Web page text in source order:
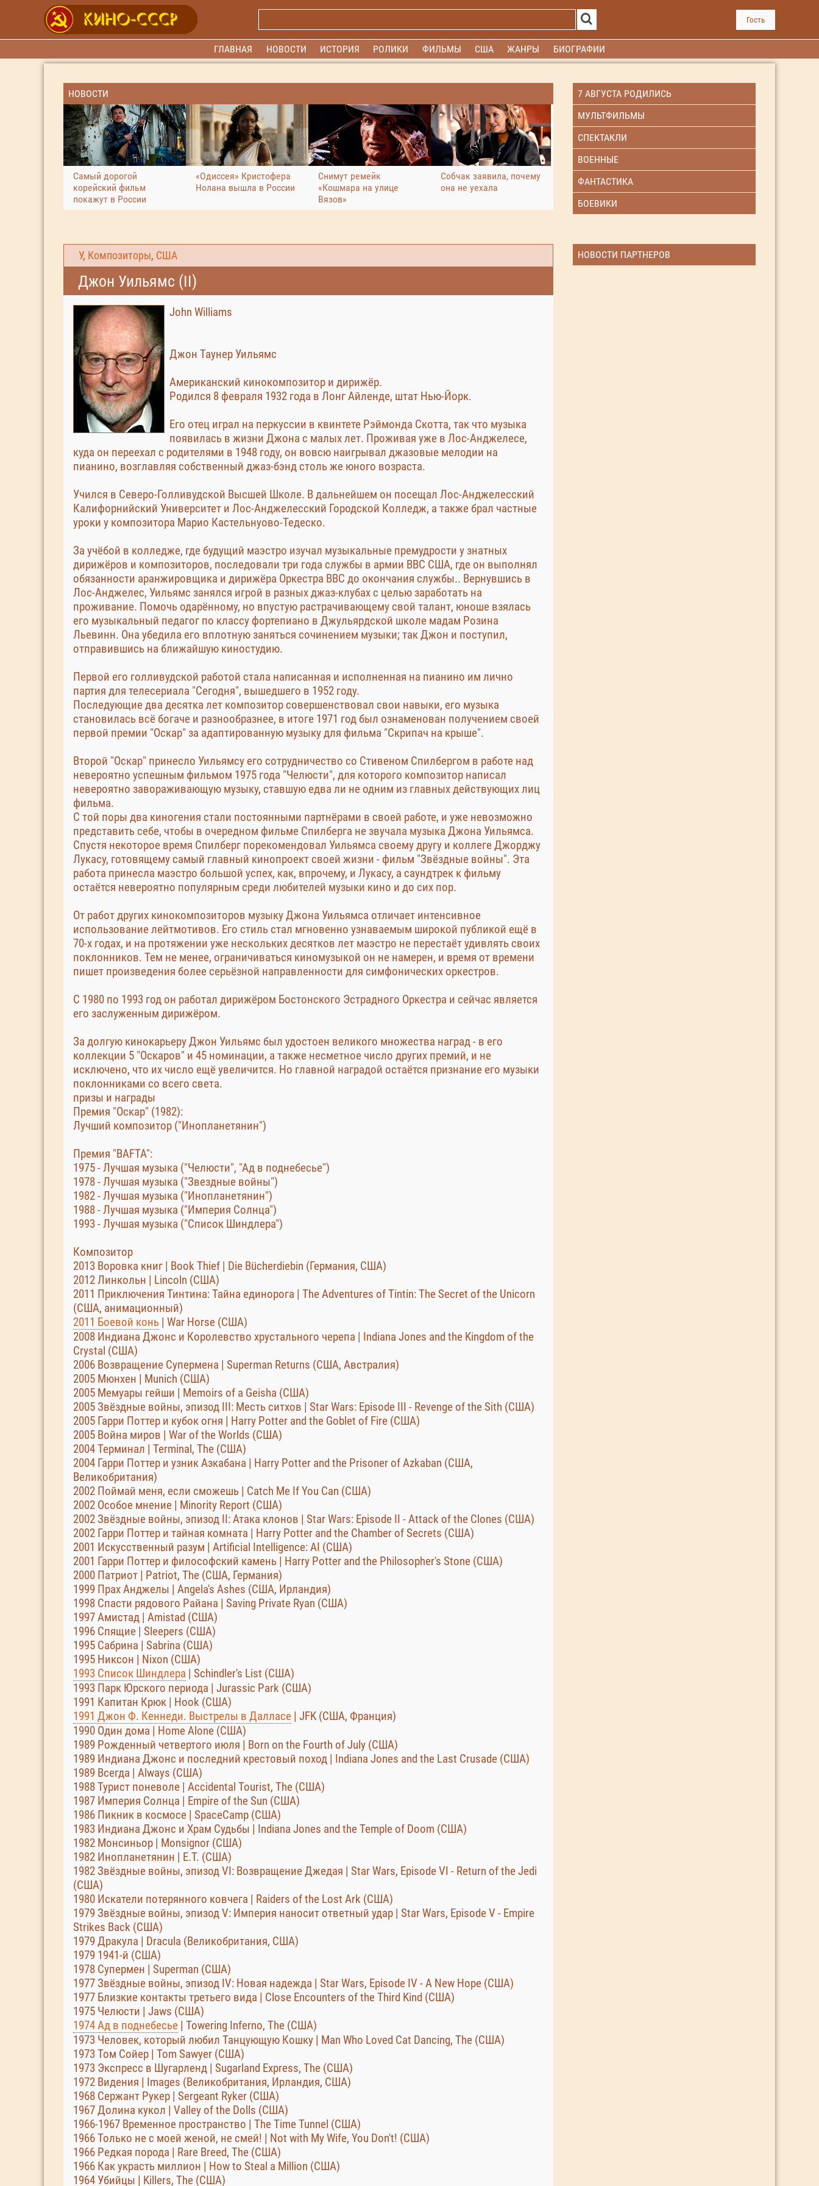
Гость
ГЛАВНАЯ НОВОСТИ ИСТОРИЯ РОЛИКИ ФИЛЬМЫ США ЖАНРЫ БИОГРАФИИ
НОВОСТИ
Самый дорогой
корейский фильм
покажут в России
«Одиссея» Кристофера
Нолана вышла в России
Снимут ремейк
«Кошмара на улице
Вязов»
Собчак заявила, почему
она не уехала
7 АВГУСТА РОДИЛИСЬ
МУЛЬТФИЛЬМЫ
СПЕКТАКЛИ
ВОЕННЫЕ
ФАНТАСТИКА
БОЕВИКИ
У, Композиторы, США
Джон Уильямс (II)
John Williams
Джон Таунер Уильямс
Американский кинокомпозитор и дирижёр.
Родился 8 февраля 1932 года в Лонг Айленде, штат Нью-Йорк.
Его отец играл на перкуссии в квинтете Рэймонда Скотта, так что музыка
появилась в жизни Джона с малых лет. Проживая уже в Лос-Анджелесе,
куда он переехал с родителями в 1948 году, он вовсю наигрывал джазовые мелодии на
пианино, возглавляя собственный джаз-бэнд столь же юного возраста.
Учился в Северо-Голливудской Высшей Школе. В дальнейшем он посещал Лос-Анджелесский
Калифорнийский Университет и Лос-Анджелесский Городской Колледж, а также брал частные
уроки у композитора Марио Кастельнуово-Тедеско.
За учёбой в колледже, где будущий маэстро изучал музыкальные премудрости у знатных
дирижёров и композиторов, последовали три года службы в армии ВВС США, где он выполнял
обязанности аранжировщика и дирижёра Оркестра ВВС до окончания службы.. Вернувшись в
Лос-Анджелес, Уильямс занялся игрой в разных джаз-клубах с целью заработать на
проживание. Помочь одарённому, но впустую растрачивающему свой талант, юноше взялась
его музыкальный педагог по классу фортепиано в Джульярдской школе мадам Розина
Льевинн. Она убедила его вплотную заняться сочинением музыки; так Джон и поступил,
отправившись на ближайшую киностудию.
Первой его голливудской работой стала написанная и исполненная на пианино им лично
партия для телесериала "Сегодня", вышедшего в 1952 году.
Последующие два десятка лет композитор совершенствовал свои навыки, его музыка
становилась всё богаче и разнообразнее, в итоге 1971 год был ознаменован получением своей
первой премии "Оскар" за адаптированную музыку для фильма "Скрипач на крыше".
Второй "Оскар" принесло Уильямсу его сотрудничество со Стивеном Спилбергом в работе над
невероятно успешным фильмом 1975 года "Челюсти", для которого композитор написал
невероятно завораживающую музыку, ставшую едва ли не одним из главных действующих лиц
фильма.
С той поры два киногения стали постоянными партнёрами в своей работе, и уже невозможно
представить себе, чтобы в очередном фильме Спилберга не звучала музыка Джона Уильямса.
Спустя некоторое время Спилберг порекомендовал Уильямса своему другу и коллеге Джорджу
Лукасу, готовящему самый главный кинопроект своей жизни - фильм "Звёздные войны". Эта
работа принесла маэстро большой успех, как, впрочему, и Лукасу, а саундтрек к фильму
остаётся невероятно популярным среди любителей музыки кино и до сих пор.
От работ других кинокомпозиторов музыку Джона Уильямса отличает интенсивное
использование лейтмотивов. Его стиль стал мгновенно узнаваемым широкой публикой ещё в
70-х годах, и на протяжении уже нескольких десятков лет маэстро не перестаёт удивлять своих
поклонников. Тем не менее, ограничиваться киномузыкой он не намерен, и время от времени
пишет произведения более серьёзной направленности для симфонических оркестров.
С 1980 по 1993 год он работал дирижёром Бостонского Эстрадного Оркестра и сейчас является
его заслуженным дирижёром.
За долгую кинокарьеру Джон Уильямс был удостоен великого множества наград - в его
коллекции 5 "Оскаров" и 45 номинации, а также несметное число других премий, и не
исключено, что их число ещё увеличится. Но главной наградой остаётся признание его музыки
поклонниками со всего света.
призы и награды
Премия "Оскар" (1982):
Лучший композитор ("Инопланетянин")
Премия "BAFTA":
1975 - Лучшая музыка ("Челюсти", "Ад в поднебесье")
1978 - Лучшая музыка ("Звездные войны")
1982 - Лучшая музыка ("Инопланетянин")
1988 - Лучшая музыка ("Империя Солнца")
1993 - Лучшая музыка ("Список Шиндлера")
Композитор
2013 Воровка книг | Book Thief | Die Bücherdiebin (Германия, США)
2012 Линкольн | Lincoln (США)
2011 Приключения Тинтина: Тайна единорога | The Adventures of Tintin: The Secret of the Unicorn
(США, анимационный)
2011 Боевой конь | War Horse (США)
2008 Индиана Джонс и Королевство хрустального черепа | Indiana Jones and the Kingdom of the
Crystal (США)
2006 Возвращение Супермена | Superman Returns (США, Австралия)
2005 Мюнхен | Munich (США)
2005 Мемуары гейши | Memoirs of a Geisha (США)
2005 Звёздные войны, эпизод III: Месть ситхов | Star Wars: Episode III - Revenge of the Sith (США)
2005 Гарри Поттер и кубок огня | Harry Potter and the Goblet of Fire (США)
2005 Война миров | War of the Worlds (США)
2004 Терминал | Terminal, The (США)
2004 Гарри Поттер и узник Азкабана | Harry Potter and the Prisoner of Azkaban (США,
Великобритания)
2002 Поймай меня, если сможешь | Catch Me If You Can (США)
2002 Особое мнение | Minority Report (США)
2002 Звёздные войны, эпизод II: Атака клонов | Star Wars: Episode II - Attack of the Clones (США)
2002 Гарри Поттер и тайная комната | Harry Potter and the Chamber of Secrets (США)
2001 Искусственный разум | Artificial Intelligence: AI (США)
2001 Гарри Поттер и философский камень | Harry Potter and the Philosopher's Stone (США)
2000 Патриот | Patriot, The (США, Германия)
1999 Прах Анджелы | Angela's Ashes (США, Ирландия)
1998 Спасти рядового Райана | Saving Private Ryan (США)
1997 Амистад | Amistad (США)
1996 Спящие | Sleepers (США)
1995 Сабрина | Sabrina (США)
1995 Никсон | Nixon (США)
1993 Список Шиндлера | Schindler's List (США)
1993 Парк Юрского периода | Jurassic Park (США)
1991 Капитан Крюк | Hook (США)
1991 Джон Ф. Кеннеди. Выстрелы в Далласе | JFK (США, Франция)
1990 Один дома | Home Alone (США)
1989 Рожденный четвертого июля | Born on the Fourth of July (США)
1989 Индиана Джонс и последний крестовый поход | Indiana Jones and the Last Crusade (США)
1989 Всегда | Always (США)
1988 Турист поневоле | Accidental Tourist, The (США)
1987 Империя Солнца | Empire of the Sun (США)
1986 Пикник в космосе | SpaceCamp (США)
1983 Индиана Джонс и Храм Судьбы | Indiana Jones and the Temple of Doom (США)
1982 Монсиньор | Monsignor (США)
1982 Инопланетянин | E.T. (США)
1982 Звёздные войны, эпизод VI: Возвращение Джедая | Star Wars, Episode VI - Return of the Jedi
(США)
1980 Искатели потерянного ковчега | Raiders of the Lost Ark (США)
1979 Звёздные войны, эпизод V: Империя наносит ответный удар | Star Wars, Episode V - Empire
Strikes Back (США)
1979 Дракула | Dracula (Великобритания, США)
1979 1941-й (США)
1978 Супермен | Superman (США)
1977 Звёздные войны, эпизод IV: Новая надежда | Star Wars, Episode IV - A New Hope (США)
1977 Близкие контакты третьего вида | Close Encounters of the Third Kind (США)
1975 Челюсти | Jaws (США)
1974 Ад в поднебесье | Towering Inferno, The (США)
1973 Человек, который любил Танцующую Кошку | Man Who Loved Cat Dancing, The (США)
1973 Том Сойер | Tom Sawyer (США)
1973 Экспресс в Шугарленд | Sugarland Express, The (США)
1972 Видения | Images (Великобритания, Ирландия, США)
1968 Сержант Рукер | Sergeant Ryker (США)
1967 Долина кукол | Valley of the Dolls (США)
1966-1967 Временное пространство | The Time Tunnel (США)
1966 Только не с моей женой, не смей! | Not with My Wife, You Don't! (США)
1966 Редкая порода | Rare Breed, The (США)
1966 Как украсть миллион | How to Steal a Million (США)
1964 Убийцы | Killers, The (США)
НОВОСТИ ПАРТНЕРОВ